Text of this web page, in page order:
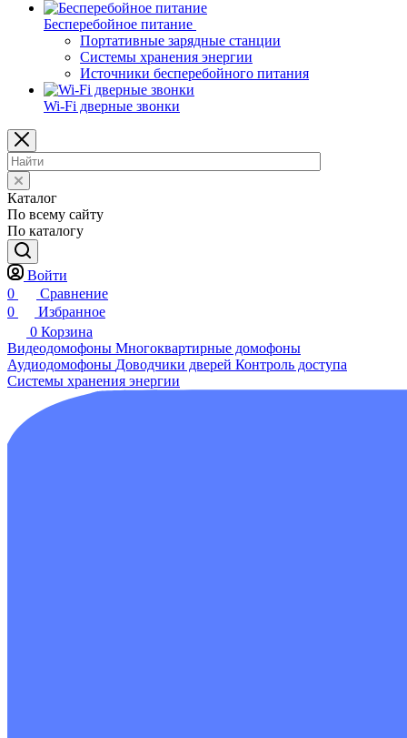
Бесперебойное питание
Портативные зарядные станции
Системы хранения энергии
Источники бесперебойного питания
Wi-Fi дверные звонки
Каталог
По всему сайту
По каталогу
Войти
0
Сравнение
0
Избранное
0 Корзина
Видеодомофоны Многоквартирные домофоны
Аудиодомофоны Доводчики дверей Контроль доступа
Системы хранения энергии